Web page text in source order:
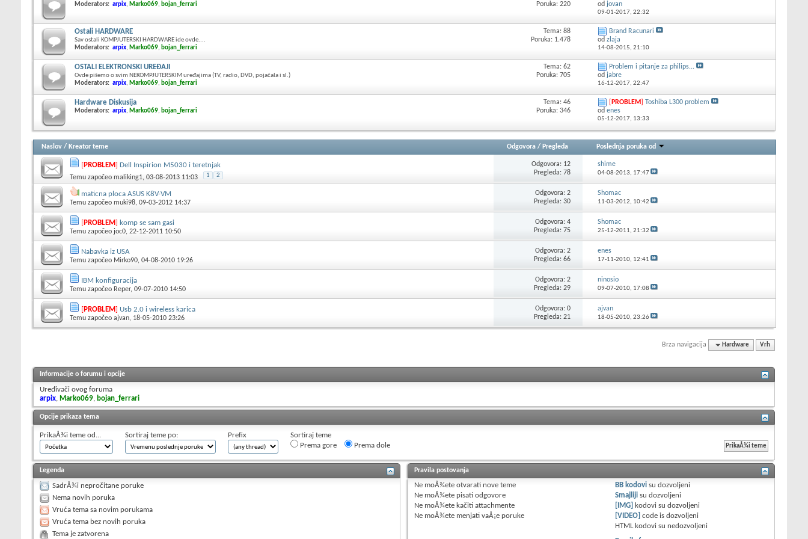
Moderators: arpix, Marko069, bojan_ferrari Poruka: 220 od jovan
09-01-2017, 22:32
Ostali HARDWARE
Sav ostali KOMPJUTERSKI HARDWARE ide ovde....
Moderators: arpix, Marko069, bojan_ferrari
Tema: 88
Poruka: 1.478
Brand Racunari
od zlaja
14-08-2015, 21:10
OSTALI ELEKTRONSKI UREĐAJI
Ovde pišemo o svim NEKOMPJUTERSKIM uređajima (TV, radio, DVD, pojačala i sl.)
Moderators: arpix, Marko069, bojan_ferrari
Tema: 62
Poruka: 705
Problem i pitanje za philips...
od jabre
16-12-2017, 22:47
Hardware Diskusija
Moderators: arpix, Marko069, bojan_ferrari
Tema: 46
Poruka: 346
PROBLEM
Toshiba L300 problem
od enes
05-12-2017, 13:33
Naslov / Kreator teme Odgovora / Pregleda Poslednja poruka od
[PROBLEM] Dell Inspirion M5030 i teretnjak
Temu započeo maliking1, 03-08-2013 11:03 1 2
Odgovora: 12
Pregleda: 78
shime
04-08-2013, 17:47
maticna ploca ASUS K8V-VM
Temu započeo muki98, 09-03-2012 14:37
Odgovora: 2
Pregleda: 30
Shomac
11-03-2012, 10:42
[PROBLEM] komp se sam gasi
Temu započeo joc0, 22-12-2011 10:50
Odgovora: 4
Pregleda: 75
Shomac
25-12-2011, 21:32
Nabavka iz USA
Temu započeo Mirko90, 04-08-2010 19:26
Odgovora: 2
Pregleda: 66
enes
17-11-2010, 12:41
IBM konfiguracija
Temu započeo Reper, 09-07-2010 14:50
Odgovora: 2
Pregleda: 29
ninosio
09-07-2010, 17:08
[PROBLEM] Usb 2.0 i wireless karica
Temu započeo ajvan, 18-05-2010 23:26
Odgovora: 0
Pregleda: 21
ajvan
18-05-2010, 23:26
Brza navigacija Hardware Vrh
Informacije o forumu i opcije
Uređivači ovog foruma
arpix, Marko069, bojan_ferrari
Opcije prikaza tema
PrikaÅ¾i teme od... Sortiraj teme po: Prefix
Sortiraj teme
Prema gore
Prema dole
Legenda
SadrÅ¾i nepročitane poruke
Nema novih poruka
Vruća tema sa novim porukama
Vruća tema bez novih poruka
Tema je zatvorena
Pravila postovanja
Ne moÅ¾ete otvarati nove teme
Ne moÅ¾ete pisati odgovore
Ne moÅ¾ete kačiti attachmente
Ne moÅ¾ete menjati vaÅ¡e poruke
BB kodovi sudozvoljeni
Smajliji sudozvoljeni
[IMG] kodovi sudozvoljeni
[VIDEO] code isdozvoljeni
HTML kodovi su nedozvoljeni